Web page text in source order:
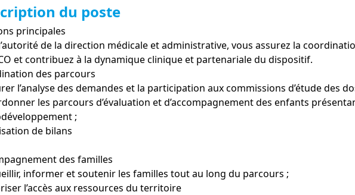
du poste
principales
de la direction médicale et administrative, vous assurez la
et contribuez à la dynamique clinique et partenariale du dispositif.
des parcours
l’analyse des demandes et la participation aux commissions d’étude des
les parcours d’évaluation et d’accompagnement des enfants
;
de bilans
des familles
informer et soutenir les familles tout au long du parcours ;
l’accès aux ressources du territoire